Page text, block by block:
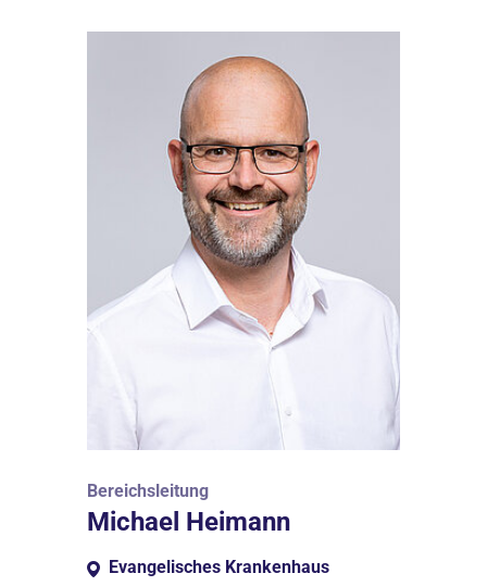
Bereichsleitung
Michael Heimann
Evangelisches Krankenhaus